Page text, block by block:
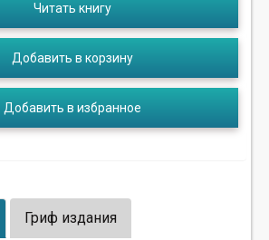
Читать книгу
Добавить в корзину
Добавить в избранное
Гриф издания